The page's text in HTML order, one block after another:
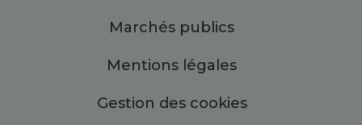
Marchés publics
Mentions légales
Gestion des cookies